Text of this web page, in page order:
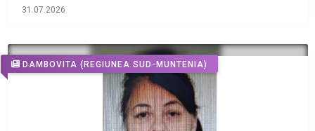
31.07.2026
DAMBOVITA (REGIUNEA SUD-MUNTENIA)